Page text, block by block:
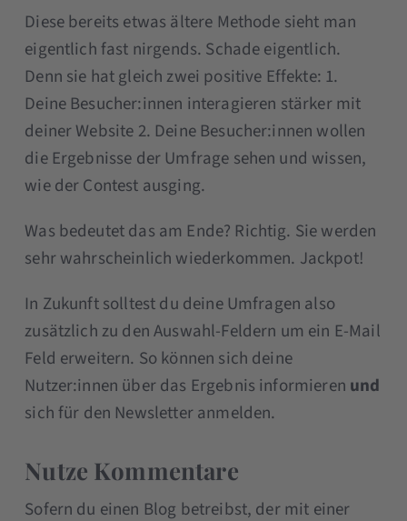
Diese bereits etwas ältere Methode sieht man
eigentlich fast nirgends. Schade eigentlich.
Denn sie hat gleich zwei positive Effekte: 1.
Deine Besucher:innen interagieren stärker mit
deiner Website 2. Deine Besucher:innen wollen
die Ergebnisse der Umfrage sehen und wissen,
wie der Contest ausging.
Was bedeutet das am Ende? Richtig. Sie werden
sehr wahrscheinlich wiederkommen. Jackpot!
In Zukunft solltest du deine Umfragen also
zusätzlich zu den Auswahl-Feldern um ein E-Mail
Feld erweitern. So können sich deine
Nutzer:innen über das Ergebnis informieren und
sich für den Newsletter anmelden.
Nutze Kommentare
Sofern du einen Blog betreibst, der mit einer